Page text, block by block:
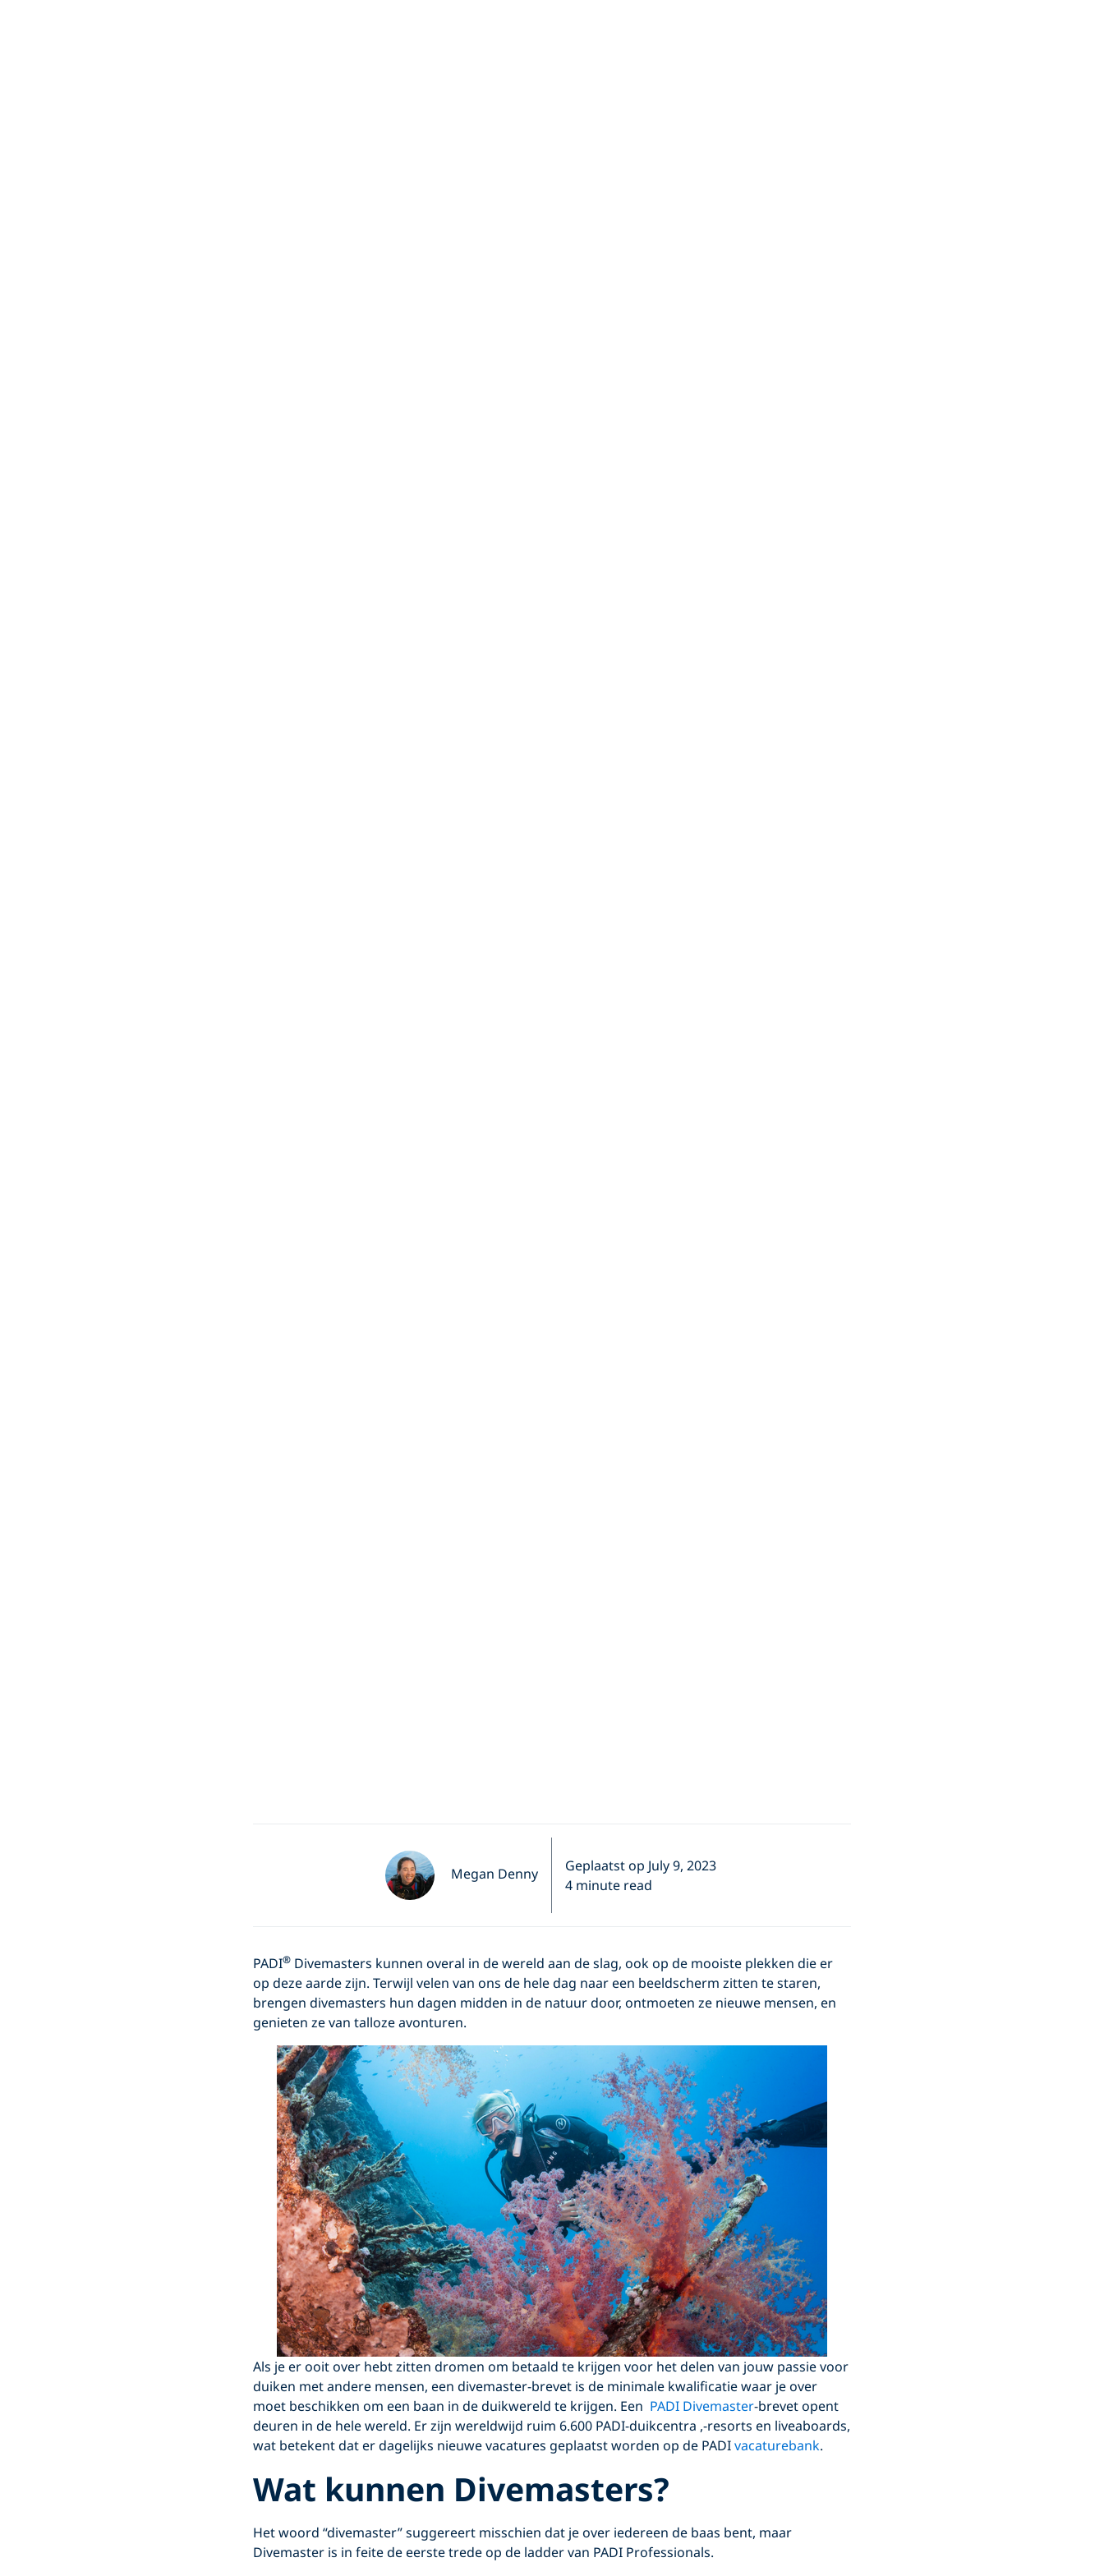
Megan Denny
Geplaatst op July 9, 2023
4 minute read
PADI® Divemasters kunnen overal in de wereld aan de slag, ook op de mooiste plekken die er
op deze aarde zijn. Terwijl velen van ons de hele dag naar een beeldscherm zitten te staren,
brengen divemasters hun dagen midden in de natuur door, ontmoeten ze nieuwe mensen, en
genieten ze van talloze avonturen.
Als je er ooit over hebt zitten dromen om betaald te krijgen voor het delen van jouw passie voor
duiken met andere mensen, een divemaster-brevet is de minimale kwalificatie waar je over
moet beschikken om een baan in de duikwereld te krijgen. Een PADI Divemaster-brevet opent
deuren in de hele wereld. Er zijn wereldwijd ruim 6.600 PADI-duikcentra ,-resorts en liveaboards,
wat betekent dat er dagelijks nieuwe vacatures geplaatst worden op de PADIvacaturebank.
Wat kunnen Divemasters?
Het woord “divemaster” suggereert misschien dat je over iedereen de baas bent, maar
Divemaster is in feite de eerste trede op de ladder van PADI Professionals.